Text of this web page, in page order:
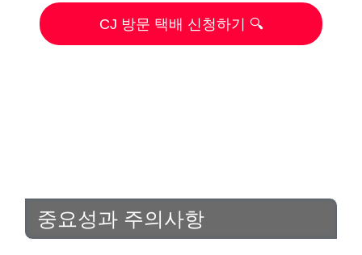
CJ 방문 택배 신청하기 🔍
중요성과 주의사항